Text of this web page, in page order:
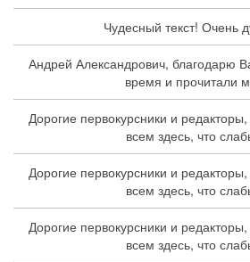
Чудесный текст! Очень
Андрей Александрович, благодарю
время и прочитали
Дорогие первокурсники и
всем здесь, что
Дорогие первокурсники и
всем здесь, что
Дорогие первокурсники и
всем здесь, что